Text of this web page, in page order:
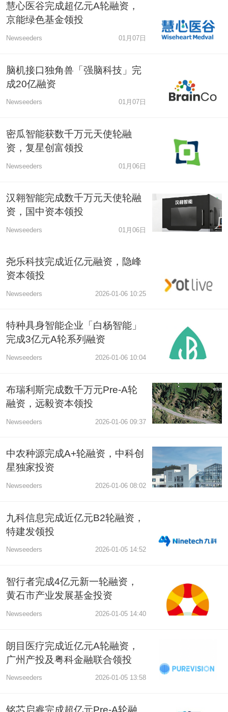
慧心医谷完成超亿元A轮融资，
京能绿色基金领投
Newseeders 01月07日
脑机接口独角兽「强脑科技」完
成20亿融资
Newseeders 01月07日
密瓜智能获数千万元天使轮融
资，复星创富领投
Newseeders 01月06日
汉翱智能完成数千万元天使轮融
资，国中资本领投
Newseeders 01月06日
尧乐科技完成近亿元融资，隐峰
资本领投
Newseeders 2026-01-06 10:25
特种具身智能企业「白杨智能」
完成3亿元A轮系列融资
Newseeders 2026-01-06 10:04
布瑞利斯完成数千万元Pre-A轮
融资，远毅资本领投
Newseeders 2026-01-06 09:37
中农种源完成A+轮融资，中科创
星独家投资
Newseeders 2026-01-06 08:02
九科信息完成近亿元B2轮融资，
特建发领投
Newseeders 2026-01-05 14:52
智行者完成4亿元新一轮融资，
黄石市产业发展基金投资
Newseeders 2026-01-05 14:40
朗目医疗完成近亿元A轮融资，
广州产投及粤科金融联合领投
Newseeders 2026-01-05 13:58
铭芯启睿完成超亿元Pre-A轮融